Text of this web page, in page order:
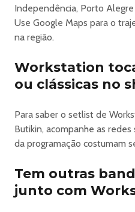
Independência, Porto
Use Google Maps para o
na região.
Workstation
ou clássicas no
Para saber o setlist de
Butikin, acompanhe as
da programação costumam
Tem outras
junto com